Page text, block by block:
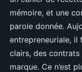
mémoire, et une
parole donnée.
entrepreneuriale, il
clairs, des
marque. Ce n’est